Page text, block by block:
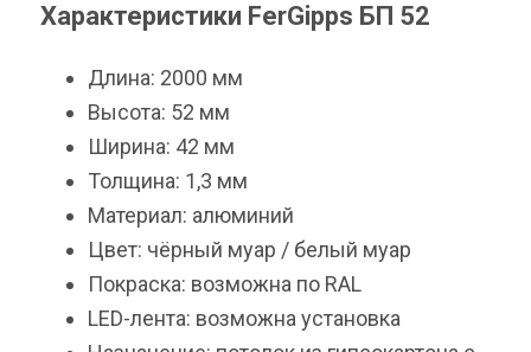
Характеристики FerGipps БП 52
Длина: 2000 мм
Высота: 52 мм
Ширина: 42 мм
Толщина: 1,3 мм
Материал: алюминий
Цвет: чёрный муар / белый муар
Покраска: возможна по RAL
LED-лента: возможна установка